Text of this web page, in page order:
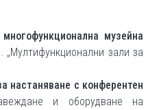
музейна
зали за
настаняване с конферентен
и оборудване на